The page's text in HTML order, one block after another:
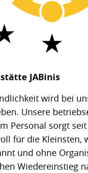
JABinis
wird bei
Unsere
Personal sorgt
für die Kleinsten,
und ohne
Wiedereinstieg